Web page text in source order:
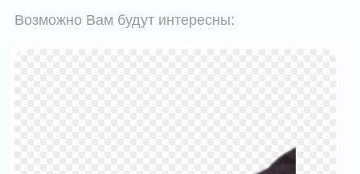
Возможно Вам будут интересны: